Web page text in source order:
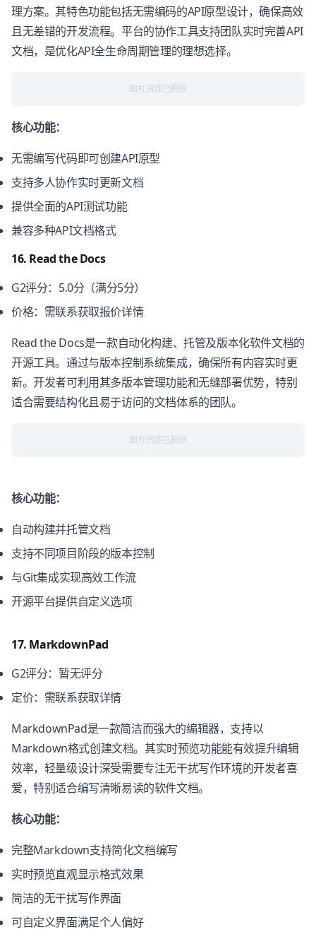
理方案。其特色功能包括无需编码的API原型设计，确保高效
且无差错的开发流程。平台的协作工具支持团队实时完善API
文档，是优化API全生命周期管理的理想选择。
图片资源已删除
核心功能：
无需编写代码即可创建API原型
支持多人协作实时更新文档
提供全面的API测试功能
兼容多种API文档格式
16. Read the Docs
G2评分：5.0分（满分5分）
价格：需联系获取报价详情
Read the Docs是一款自动化构建、托管及版本化软件文档的
开源工具。通过与版本控制系统集成，确保所有内容实时更
新。开发者可利用其多版本管理功能和无缝部署优势，特别
适合需要结构化且易于访问的文档体系的团队。
图片资源已删除
核心功能：
自动构建并托管文档
支持不同项目阶段的版本控制
与Git集成实现高效工作流
开源平台提供自定义选项
17. MarkdownPad
G2评分：暂无评分
定价：需联系获取详情
MarkdownPad是一款简洁而强大的编辑器，支持以
Markdown格式创建文档。其实时预览功能能有效提升编辑
效率，轻量级设计深受需要专注无干扰写作环境的开发者喜
爱，特别适合编写清晰易读的软件文档。
核心功能：
完整Markdown支持简化文档编写
实时预览直观显示格式效果
简洁的无干扰写作界面
可自定义界面满足个人偏好